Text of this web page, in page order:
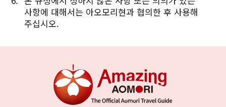
사항에 대해서는 아오모리현과 협의한 후 사용해
주십시오.